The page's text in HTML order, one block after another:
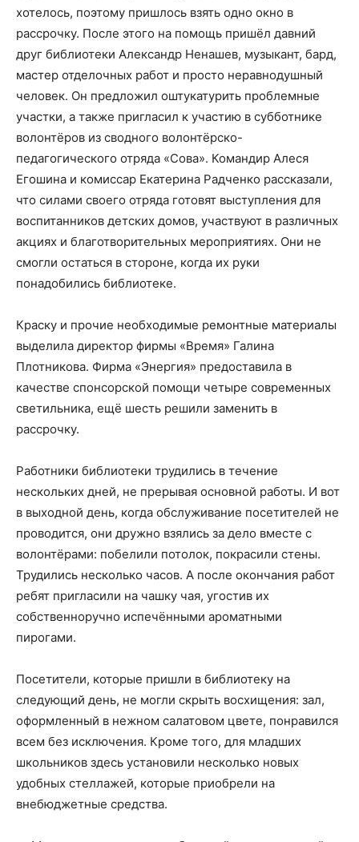
хотелось, поэтому пришлось взять одно окно в
рассрочку. После этого на помощь пришёл давний
друг библиотеки Александр Ненашев, музыкант, бард,
мастер отделочных работ и просто неравнодушный
человек. Он предложил оштукатурить проблемные
участки, а также пригласил к участию в субботнике
волонтёров из сводного волонтёрско-
педагогического отряда «Сова». Командир Алеся
Егошина и комиссар Екатерина Радченко рассказали,
что силами своего отряда готовят выступления для
воспитанников детских домов, участвуют в различных
акциях и благотворительных мероприятиях. Они не
смогли остаться в стороне, когда их руки
понадобились библиотеке.
Краску и прочие необходимые ремонтные материалы
выделила директор фирмы «Время» Галина
Плотникова. Фирма «Энергия» предоставила в
качестве спонсорской помощи четыре современных
светильника, ещё шесть решили заменить в
рассрочку.
Работники библиотеки трудились в течение
нескольких дней, не прерывая основной работы. И вот
в выходной день, когда обслуживание посетителей не
проводится, они дружно взялись за дело вместе с
волонтёрами: побелили потолок, покрасили стены.
Трудились несколько часов. А после окончания работ
ребят пригласили на чашку чая, угостив их
собственноручно испечёнными ароматными
пирогами.
Посетители, которые пришли в библиотеку на
следующий день, не могли скрыть восхищения: зал,
оформленный в нежном салатовом цвете, понравился
всем без исключения. Кроме того, для младших
школьников здесь установили несколько новых
удобных стеллажей, которые приобрели на
внебюджетные средства.